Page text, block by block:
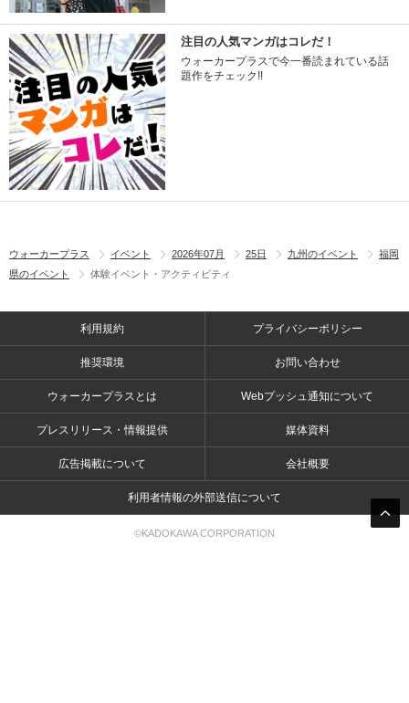
注目の人気マンガはコレだ！
ウォーカープラスで今一番読まれている話
題作をチェック!!
ウォーカープラス イベント 2026年07月 25日 九州のイベント
福岡
県のイベント
体験イベント・アクティビティ
利用規約 プライバシーポリシー
推奨環境 お問い合わせ
ウォーカープラスとは Webプッシュ通知について
プレスリリース・情報提供 媒体資料
広告掲載について 会社概要
利用者情報の外部送信について
©KADOKAWA CORPORATION